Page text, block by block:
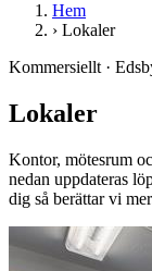
Hem
› Lokaler
Kommersiellt ·
Lokaler
Kontor, mötesrum
nedan uppdateras
dig så berättar vi